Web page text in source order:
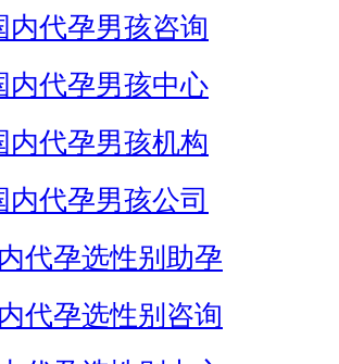
内代孕男孩咨询
内代孕男孩中心
内代孕男孩机构
内代孕男孩公司
代孕选性别助孕
代孕选性别咨询